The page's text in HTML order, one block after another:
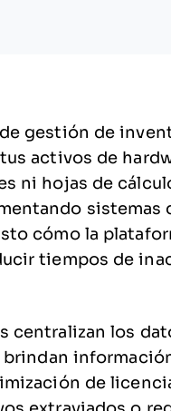
gestión de
activos de
ni hojas de
sistemas
cómo la
tiempos de
centralizan los
de